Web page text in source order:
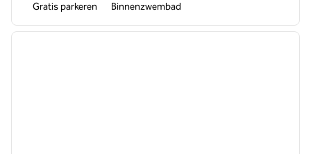
Gratis parkeren Binnenzwembad
1 van 12